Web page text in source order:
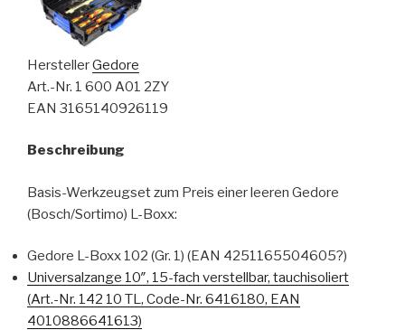
HerstellerGedore
Art.-Nr. 1 600 A01 2ZY
EAN 3165140926119
Beschreibung
Basis-Werkzeugset zum Preis einer leeren Gedore
(Bosch/Sortimo) L-Boxx:
Gedore L-Boxx 102 (Gr. 1) (EAN 4251165504605?)
Universalzange 10″, 15-fach verstellbar, tauchisoliert
(Art.-Nr. 142 10 TL, Code-Nr. 6416180, EAN
4010886641613)